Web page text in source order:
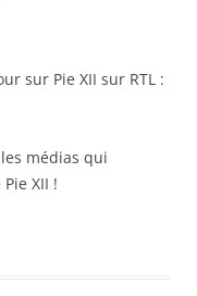
sur Pie XII sur RTL :
médias qui
XII !